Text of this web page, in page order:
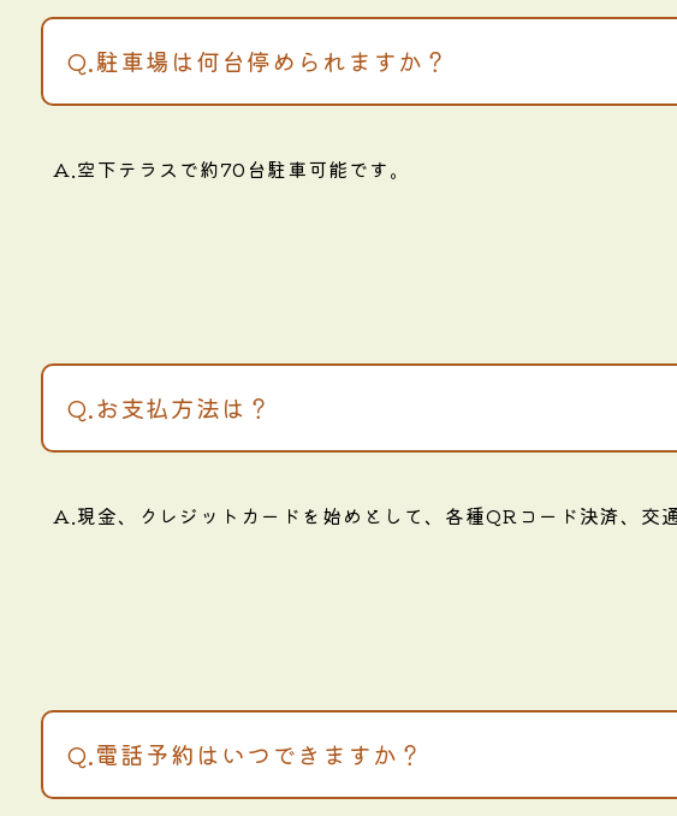
Q.駐車場は何台停められますか？
A.空下テラスで約70台駐車可能です。
Q.お支払方法は？
A.現金、クレジットカードを始めとして、各種QRコード決済、交
Q.電話予約はいつできますか？